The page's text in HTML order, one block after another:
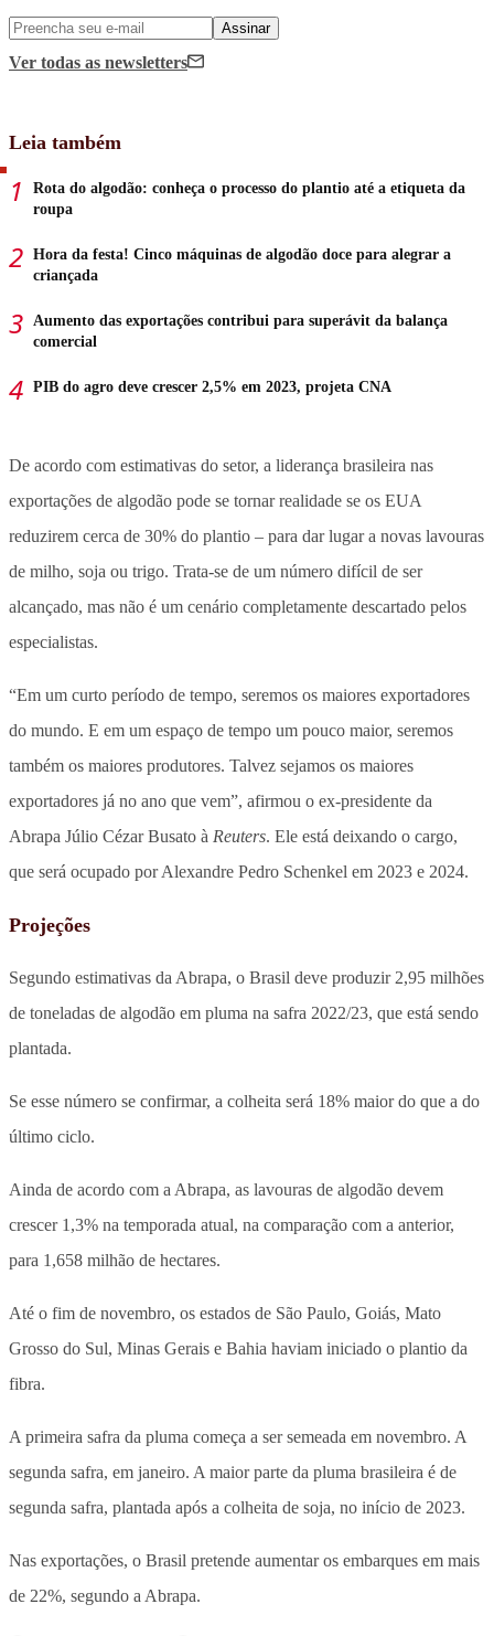
Assinar
Ver todas as newsletters
Leia também
Rota do algodão: conheça o processo do plantio até a etiqueta da
roupa
Hora da festa! Cinco máquinas de algodão doce para alegrar a
criançada
Aumento das exportações contribui para superávit da balança
comercial
PIB do agro deve crescer 2,5% em 2023, projeta CNA
De acordo com estimativas do setor, a liderança brasileira nas
exportações de algodão pode se tornar realidade se os EUA
reduzirem cerca de 30% do plantio – para dar lugar a novas lavouras
de milho, soja ou trigo. Trata-se de um número difícil de ser
alcançado, mas não é um cenário completamente descartado pelos
especialistas.
“Em um curto período de tempo, seremos os maiores exportadores
do mundo. E em um espaço de tempo um pouco maior, seremos
também os maiores produtores. Talvez sejamos os maiores
exportadores já no ano que vem”, afirmou o ex-presidente da
Abrapa Júlio Cézar Busato à Reuters. Ele está deixando o cargo,
que será ocupado por Alexandre Pedro Schenkel em 2023 e 2024.
Projeções
Segundo estimativas da Abrapa, o Brasil deve produzir 2,95 milhões
de toneladas de algodão em pluma na safra 2022/23, que está sendo
plantada.
Se esse número se confirmar, a colheita será 18% maior do que a do
último ciclo.
Ainda de acordo com a Abrapa, as lavouras de algodão devem
crescer 1,3% na temporada atual, na comparação com a anterior,
para 1,658 milhão de hectares.
Até o fim de novembro, os estados de São Paulo, Goiás, Mato
Grosso do Sul, Minas Gerais e Bahia haviam iniciado o plantio da
fibra.
A primeira safra da pluma começa a ser semeada em novembro. A
segunda safra, em janeiro. A maior parte da pluma brasileira é de
segunda safra, plantada após a colheita de soja, no início de 2023.
Nas exportações, o Brasil pretende aumentar os embarques em mais
de 22%, segundo a Abrapa.